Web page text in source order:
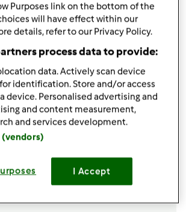
Ingredientes
natural,usei de ananas com
por 110g de curgete
Adicionar à lista de compras
Purposes link on the bottom of the
will have effect within our
details, refer to our Privacy Policy.
process data to provide:
data. Actively scan device
identification. Store and/or access
device. Personalised advertising and
and content measurement,
and services development.
(vendors)
I Accept